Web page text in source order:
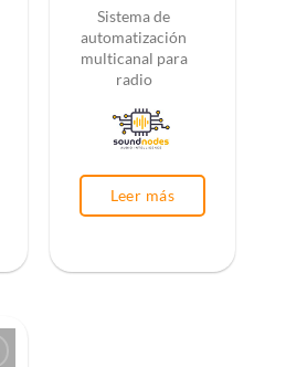
Sistema de
automatización
multicanal para
radio
Leer más